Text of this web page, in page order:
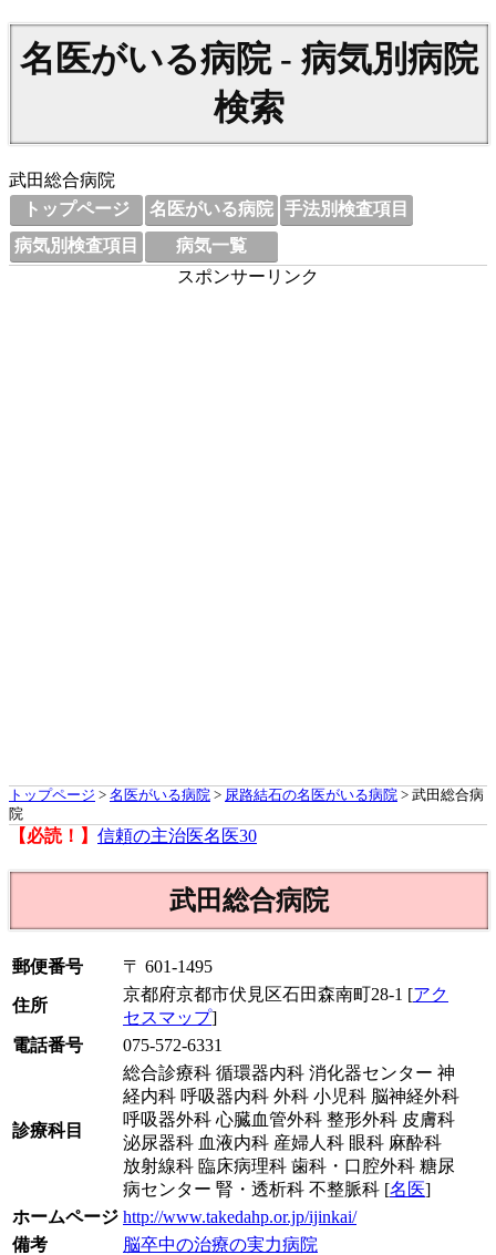
名医がいる病院 - 病気別病院
検索
武田総合病院
トップページ
名医がいる病院 手法別検査項目
病気別検査項目
病気一覧
スポンサーリンク
トップページ > 名医がいる病院 > 尿路結石の名医がいる病院 > 武田総合病
院
【必読！】 信頼の主治医名医30
武田総合病院
郵便番号 〒 601-1495
住所
京都府京都市伏見区石田森南町28-1 [アク
セスマップ]
電話番号
075-572-6331
診療科目
総合診療科 循環器内科 消化器センター 神
経内科 呼吸器内科 外科 小児科 脳神経外科
呼吸器外科 心臓血管外科 整形外科 皮膚科
泌尿器科 血液内科 産婦人科 眼科 麻酔科
放射線科 臨床病理科 歯科・口腔外科 糖尿
病センター 腎・透析科 不整脈科 [名医]
ホームページ http://www.takedahp.or.jp/ijinkai/
備考
脳卒中の治療の実力病院